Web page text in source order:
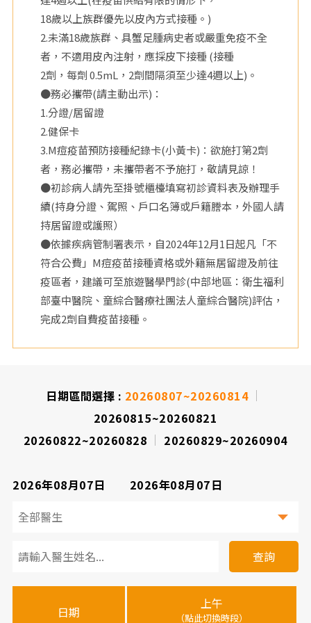
18歲以上族群優先以皮內方式接種。)
2.未滿18歲族群、具蟹足腫病史者或嚴重免疫不全
者，不適用皮內注射，應採皮下接種 (接種
2劑，每劑 0.5mL，2劑間隔須至少達4週以上)。
●務必攜帶(請主動出示)：
1.分證/居留證
2.健保卡
3.M痘疫苗預防接種紀錄卡(小黃卡)：欲施打第2劑
者，務必攜帶，未攜帶者不予施打，敬請見諒！
●初診病人請先至掛號櫃檯填寫初診資料表及辦理手
續(持身分證、駕照、戶口名簿或戶籍謄本，外國人請
持居留證或護照）
●依據疾病管制署表示，自2024年12月1日起凡「不
符合公費」M痘疫苗接種資格或外籍無居留證及前往
疫區者，建議可至旅遊醫學門診(中部地區：衛生福利
部臺中醫院、童綜合醫療社團法人童綜合醫院)評估，
完成2劑自費疫苗接種。
日期區間選擇 : 20260807~20260814
20260815~20260821
20260822~20260828
20260829~20260904
2026年08月07日 2026年08月07日
診
醫
查詢
日期
上午
（點此切換時段）